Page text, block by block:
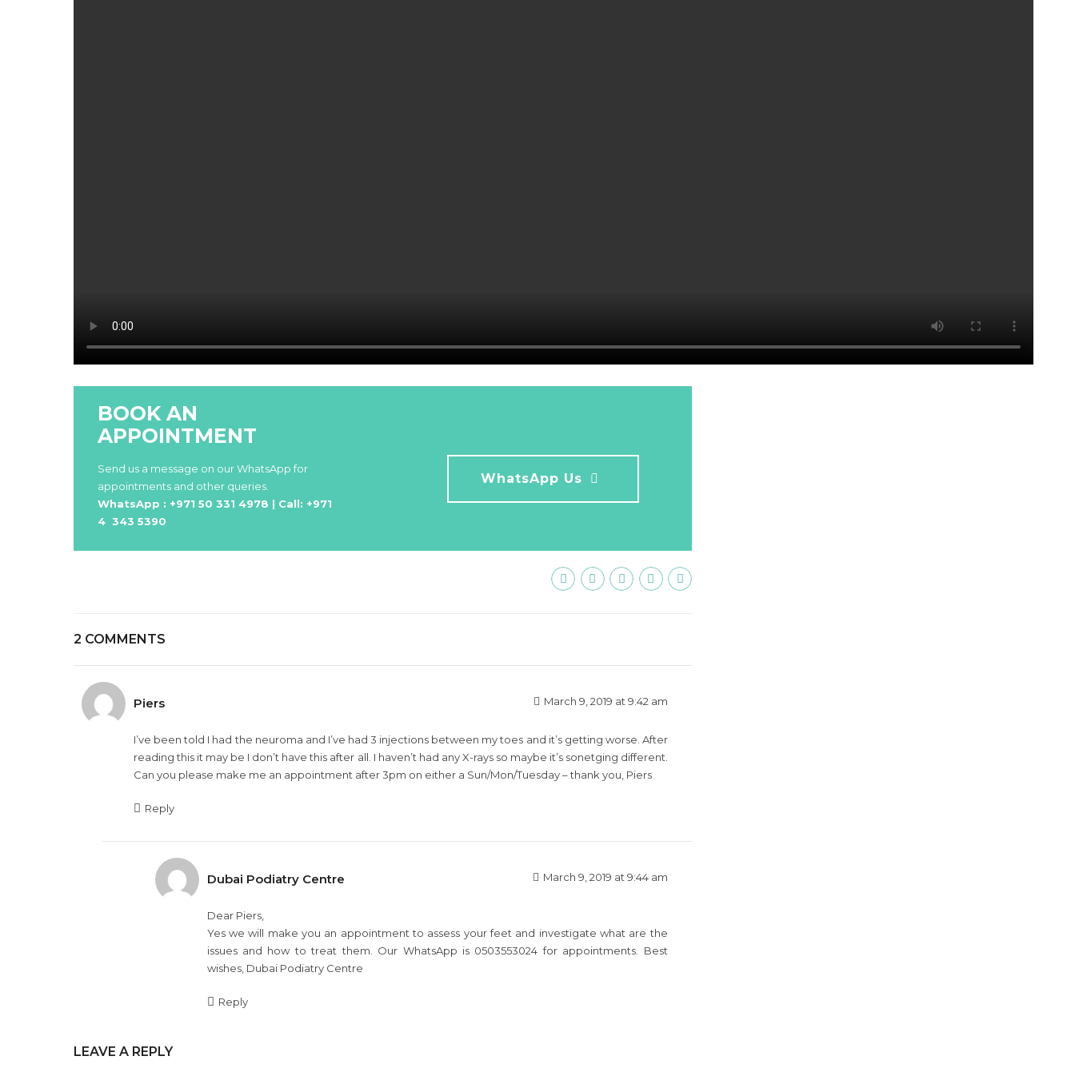
BOOK AN
APPOINTMENT
Send us a message on our WhatsApp for
appointments and other queries.
WhatsApp : +971 50 331 4978 | Call: +971
4 343 5390
WhatsApp Us
2 COMMENTS
Piers March 9, 2019 at 9:42 am
I’ve been told I had the neuroma and I’ve had 3 injections between my toes and it’s getting worse. After
reading this it may be I don’t have this after all. I haven’t had any X-rays so maybe it’s sonetging different.
Can you please make me an appointment after 3pm on either a Sun/Mon/Tuesday – thank you, Piers
Reply
Dubai Podiatry Centre March 9, 2019 at 9:44 am
Dear Piers,
Yes we will make you an appointment to assess your feet and investigate what are the
issues and how to treat them. Our WhatsApp is 0503553024 for appointments. Best
wishes, Dubai Podiatry Centre
Reply
LEAVE A REPLY